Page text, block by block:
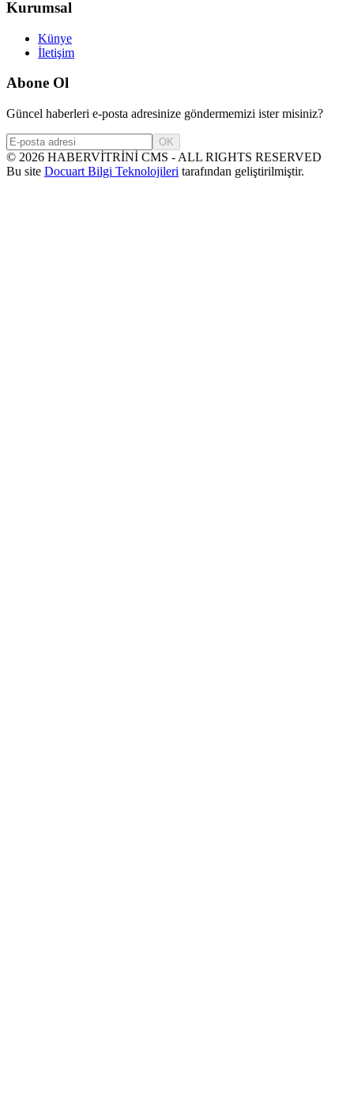
Kurumsal
Künye
İletişim
Abone Ol
Güncel haberleri e-posta adresinize göndermemizi ister misiniz?
OK
© 2026 HABERVİTRİNİ CMS - ALL RIGHTS RESERVED
Bu site Docuart Bilgi Teknolojileri tarafından geliştirilmiştir.